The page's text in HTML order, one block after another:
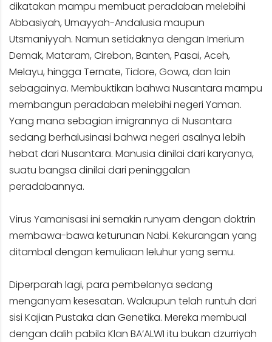
dikatakan mampu membuat peradaban melebihi
Abbasiyah, Umayyah-Andalusia maupun
Utsmaniyyah. Namun setidaknya dengan Imerium
Demak, Mataram, Cirebon, Banten, Pasai, Aceh,
Melayu, hingga Ternate, Tidore, Gowa, dan lain
sebagainya. Membuktikan bahwa Nusantara mampu
membangun peradaban melebihi negeri Yaman.
Yang mana sebagian imigrannya di Nusantara
sedang berhalusinasi bahwa negeri asalnya lebih
hebat dari Nusantara. Manusia dinilai dari karyanya,
suatu bangsa dinilai dari peninggalan
peradabannya.
Virus Yamanisasi ini semakin runyam dengan doktrin
membawa-bawa keturunan Nabi. Kekurangan yang
ditambal dengan kemuliaan leluhur yang semu.
Diperparah lagi, para pembelanya sedang
menganyam kesesatan. Walaupun telah runtuh dari
sisi Kajian Pustaka dan Genetika. Mereka membual
dengan dalih pabila Klan BA’ALWI itu bukan dzurriyah